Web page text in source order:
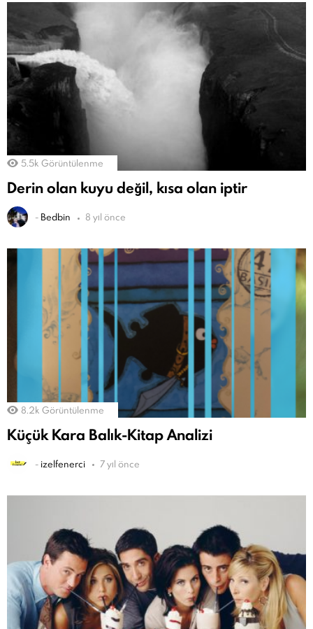
5.5k Görüntülenme
Derin olan kuyu değil, kısa olan iptir
- Bedbin 8 yıl önce
8.2k Görüntülenme
Küçük Kara Balık-Kitap Analizi
- izelfenerci 7 yıl önce